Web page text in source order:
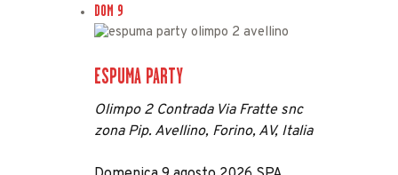
DOM 9
ESPUMA PARTY
Olimpo 2 Contrada Via Fratte snc
zona Pip. Avellino, Forino, AV, Italia